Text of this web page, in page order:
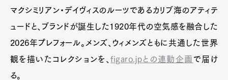
マクシミリアン・デイヴィスのルーツであるカリブ海のアティテ
ュードと、ブランドが誕生した1920年代の空気感を融合した
2026年プレフォール。メンズ、ウィメンズともに共通した世界
観を描いたコレクションを、figaro.jpとの連動企画 で届け
る。